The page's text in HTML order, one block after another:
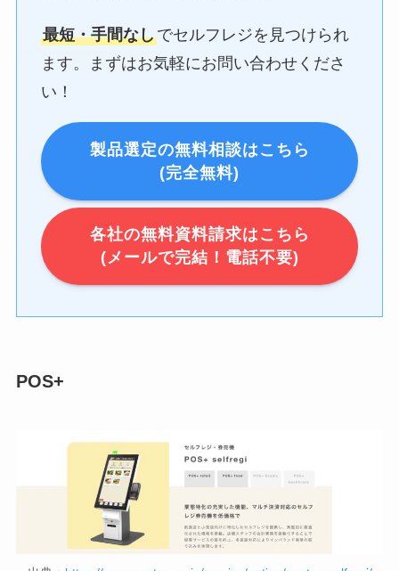
最短・手間なしでセルフレジを見つけられ
ます。まずはお気軽にお問い合わせくださ
い！
製品選定の無料相談はこちら
(完全無料)
各社の無料資料請求はこちら
(メールで完結！電話不要)
POS+